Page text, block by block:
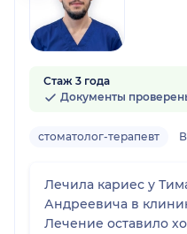
Стаж 3 года
Документы
стоматолог-терапевт
Лечила кариес у
Андреевича в
Лечение оставило